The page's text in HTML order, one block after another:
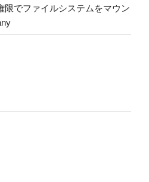
限でファイルシステムをマウン